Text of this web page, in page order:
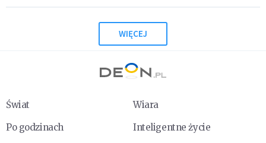
WIĘCEJ
Świat
Wiara
Po godzinach
Inteligentne życie